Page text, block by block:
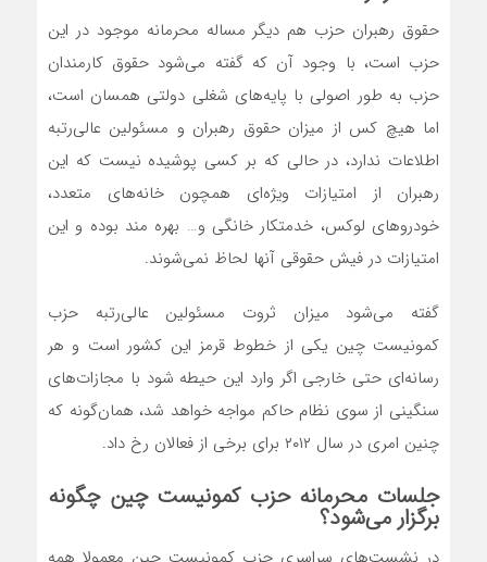
حقوق رهبران حزب هم دیگر مساله محرمانه موجود در این
حزب است، با وجود آن که گفته می‌شود حقوق کارمندان
حزب به طور اصولی با پایه‌های شغلی دولتی همسان است،
اما هیچ کس از میزان حقوق رهبران و مسئولین عالی‌رتبه
اطلاعات ندارد، در حالی که بر کسی پوشیده نیست که این
رهبران از امتیازات ویژه‌ای همچون خانه‌های متعدد،
خودروهای لوکس، خدمتکار خانگی و… بهره مند بوده و این
امتیازات در فیش حقوقی آنها لحاظ نمی‌شوند.
گفته می‌شود میزان ثروت مسئولین عالی‌رتبه حزب
کمونیست چین یکی از خطوط قرمز این کشور است و هر
رسانه‌ای حتی خارجی اگر وارد این حیطه شود با مجازات‌های
سنگینی از سوی نظام حاکم مواجه خواهد شد، همان‌گونه که
چنین امری در سال ۲۰۱۲ برای برخی از فعالان رخ داد.
جلسات محرمانه حزب کمونیست چین چگونه
برگزار می‌شود؟